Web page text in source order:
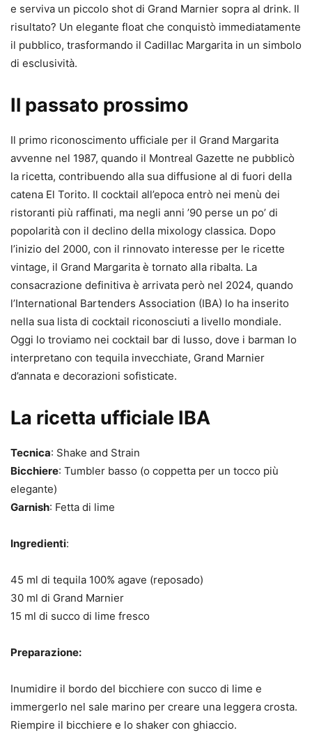
e serviva un piccolo shot di Grand Marnier sopra al drink. Il
risultato? Un elegante float che conquistò immediatamente
il pubblico, trasformando il Cadillac Margarita in un simbolo
di esclusività.
Il passato prossimo
Il primo riconoscimento ufficiale per il Grand Margarita
avvenne nel 1987, quando il Montreal Gazette ne pubblicò
la ricetta, contribuendo alla sua diffusione al di fuori della
catena El Torito. Il cocktail all’epoca entrò nei menù dei
ristoranti più raffinati, ma negli anni ’90 perse un po’ di
popolarità con il declino della mixology classica. Dopo
l’inizio del 2000, con il rinnovato interesse per le ricette
vintage, il Grand Margarita è tornato alla ribalta. La
consacrazione definitiva è arrivata però nel 2024, quando
l’International Bartenders Association (IBA) lo ha inserito
nella sua lista di cocktail riconosciuti a livello mondiale.
Oggi lo troviamo nei cocktail bar di lusso, dove i barman lo
interpretano con tequila invecchiate, Grand Marnier
d’annata e decorazioni sofisticate.
La ricetta ufficiale IBA
Tecnica: Shake and Strain
Bicchiere: Tumbler basso (o coppetta per un tocco più
elegante)
Garnish: Fetta di lime
Ingredienti:
45 ml di tequila 100% agave (reposado)
30 ml di Grand Marnier
15 ml di succo di lime fresco
Preparazione:
Inumidire il bordo del bicchiere con succo di lime e
immergerlo nel sale marino per creare una leggera crosta.
Riempire il bicchiere e lo shaker con ghiaccio.